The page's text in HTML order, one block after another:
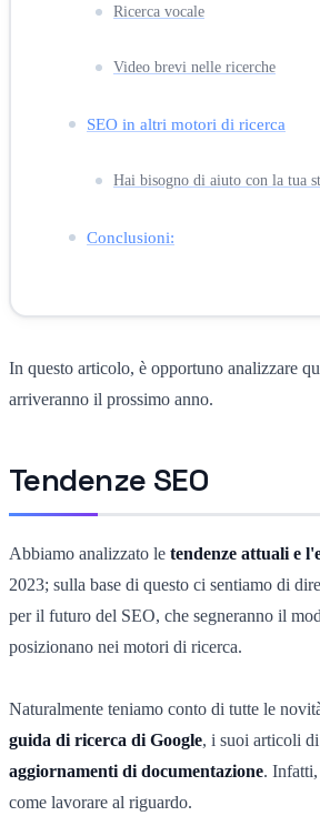
Ricerca vocale
Video brevi nelle ricerche
SEO in altri motori di ricerca
Hai bisogno di aiuto con la tua
Conclusioni:
In questo articolo, è opportuno analizzare
arriveranno il prossimo anno.
Tendenze SEO
Abbiamo analizzato le tendenze attuali e
2023; sulla base di questo ci sentiamo di
per il futuro del SEO, che segneranno il
posizionano nei motori di ricerca.
Naturalmente teniamo conto di tutte le
guida di ricerca di Google, i suoi articoli
aggiornamenti di documentazione. Infatti,
come lavorare al riguardo.